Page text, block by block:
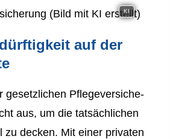
KI
auf der
gesetzlichen Pflege­ver­si­che­
aus, um die tatsächlichen
zu decken. Mit einer privaten